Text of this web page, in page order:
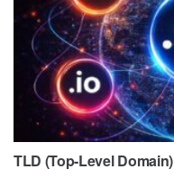
TLD (Top-Level Domain)